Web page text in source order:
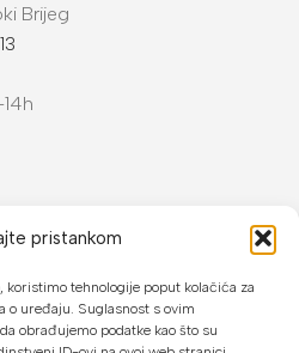
pristankom
koristimo tehnologije poput kolačića za
uređaju. Suglasnost s ovim
obrađujemo podatke kao što su
Brijeg
platiti: